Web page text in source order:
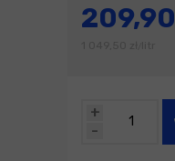
209,90
-
+